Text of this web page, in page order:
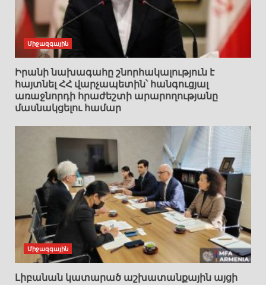
Միջազգային
Իրանի նախագահը շնորհակալություն է
հայտնել ՀՀ վարչապետին՝ հանգուցյալ
առաջնորդի հրաժեշտի արարողությանը
մասնակցելու համար
Միջազգային
Լիբանան կատարած աշխատանքային այցի